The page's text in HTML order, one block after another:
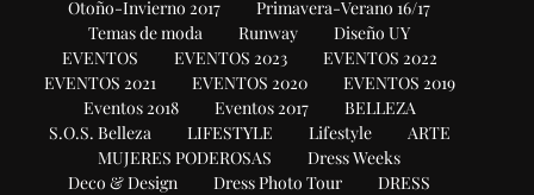
Otoño-Invierno 2017
Primavera-Verano 16/17
Temas de moda
Runway
Diseño UY
EVENTOS
EVENTOS 2023
EVENTOS 2022
EVENTOS 2021
EVENTOS 2020
EVENTOS 2019
Eventos 2018
Eventos 2017
BELLEZA
S.O.S. Belleza
LIFESTYLE Lifestyle
ARTE
MUJERES PODEROSAS
Dress Weeks
Deco & Design
Dress Photo Tour DRESS